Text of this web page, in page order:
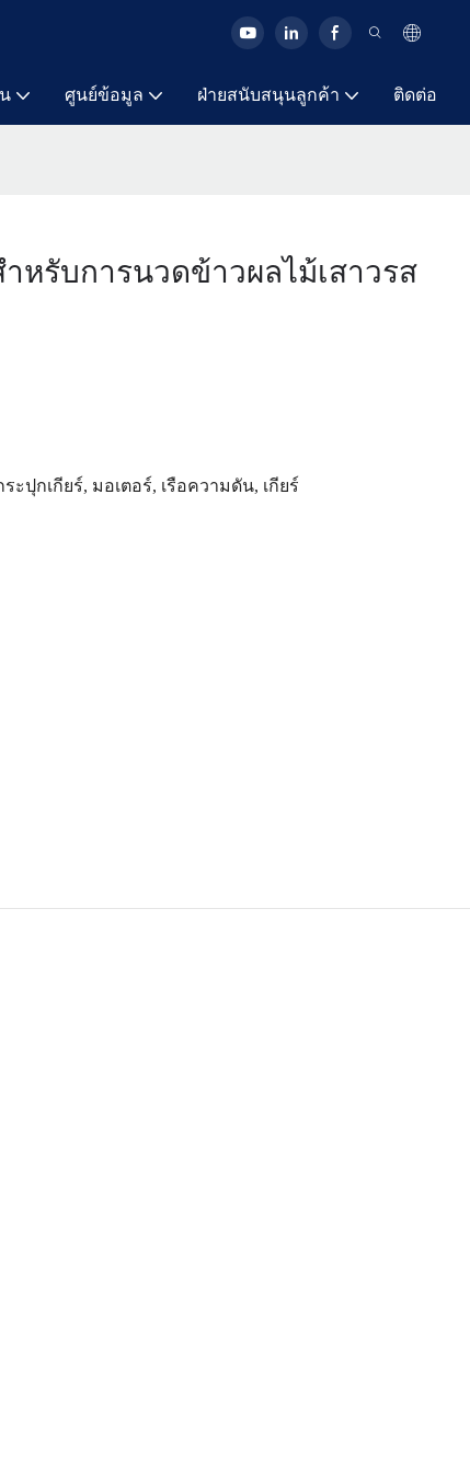
ศูนย์ข้อมูล ฝ่ายสนับสนุนลูกค้า ติดต่อ
หรับการนวดข้าวผลไม้เสาวรส
ะปุกเกียร์, มอเตอร์, เรือความดัน, เกียร์